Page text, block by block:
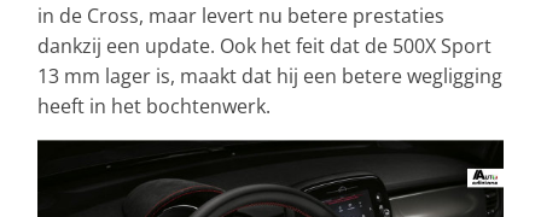
in de Cross, maar levert nu betere prestaties
dankzij een update. Ook het feit dat de 500X Sport
13 mm lager is, maakt dat hij een betere wegligging
heeft in het bochtenwerk.